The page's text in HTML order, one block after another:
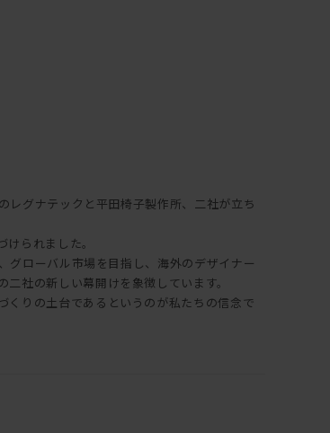
グナテックと平田椅子製作所、二社が立ち
られました。
グローバル市場を目指し、海外のデザイナー
社の新しい幕開けを象徴しています。
くりの土台であるというのが私たちの信念で